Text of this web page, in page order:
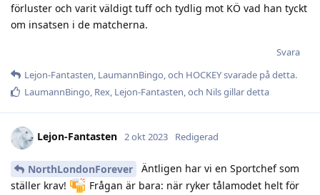
förluster och varit väldigt tuff och tydlig mot KÖ vad han tyckt
om insatsen i de matcherna.
Svara
Lejon-Fantasten, LaumannBingo, och HOCKEYsvarade på detta.
LaumannBingo, Rex, Lejon-Fantasten, och Nilsgillar detta
Lejon-Fantasten 2 okt 2023 Redigerad
NorthLondonForever
Äntligen har vi en Sportchef som
ställer krav!
Frågan är bara: när ryker tålamodet helt för